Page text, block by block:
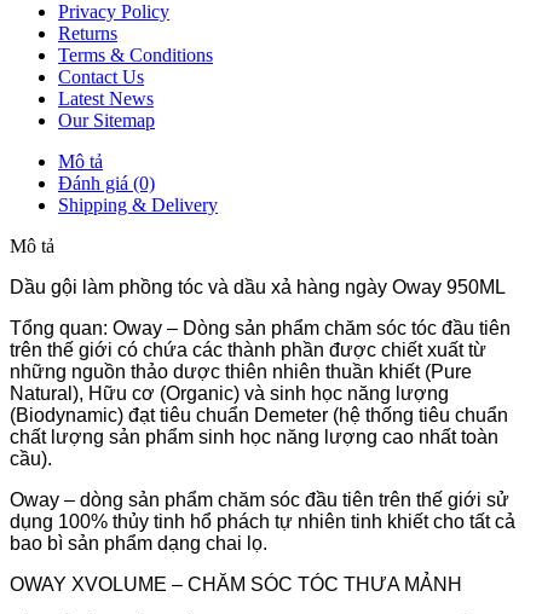
Privacy Policy
Returns
Terms & Conditions
Contact Us
Latest News
Our Sitemap
Mô tả
Đánh giá (0)
Shipping & Delivery
Mô tả
Dầu gội làm phồng tóc và dầu xả hàng ngày Oway 950ML
Tổng quan: Oway – Dòng sản phẩm chăm sóc tóc đầu tiên
trên thế giới có chứa các thành phần được chiết xuất từ
những nguồn thảo dược thiên nhiên thuần khiết (Pure
Natural), Hữu cơ (Organic) và sinh học năng lượng
(Biodynamic) đạt tiêu chuẩn Demeter (hệ thống tiêu chuẩn
chất lượng sản phẩm sinh học năng lượng cao nhất toàn
cầu).
Oway – dòng sản phẩm chăm sóc đầu tiên trên thế giới sử
dụng 100% thủy tinh hổ phách tự nhiên tinh khiết cho tất cả
bao bì sản phẩm dạng chai lọ.
OWAY XVOLUME – CHĂM SÓC TÓC THƯA MẢNH